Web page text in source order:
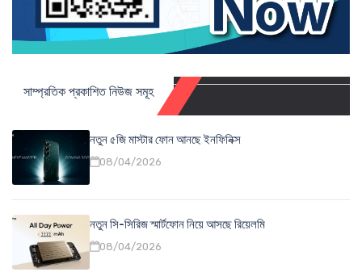
সাম্প্রতিক প্রকাশিত নিউজ সমূহ
নতুন ৫জি মাস্টার ফোন আনছে ইনফিনিক্স
08/04/2026
নতুন সি-সিরিজ স্মার্টফোন নিয়ে আসছে রিয়েলমি
08/04/2026